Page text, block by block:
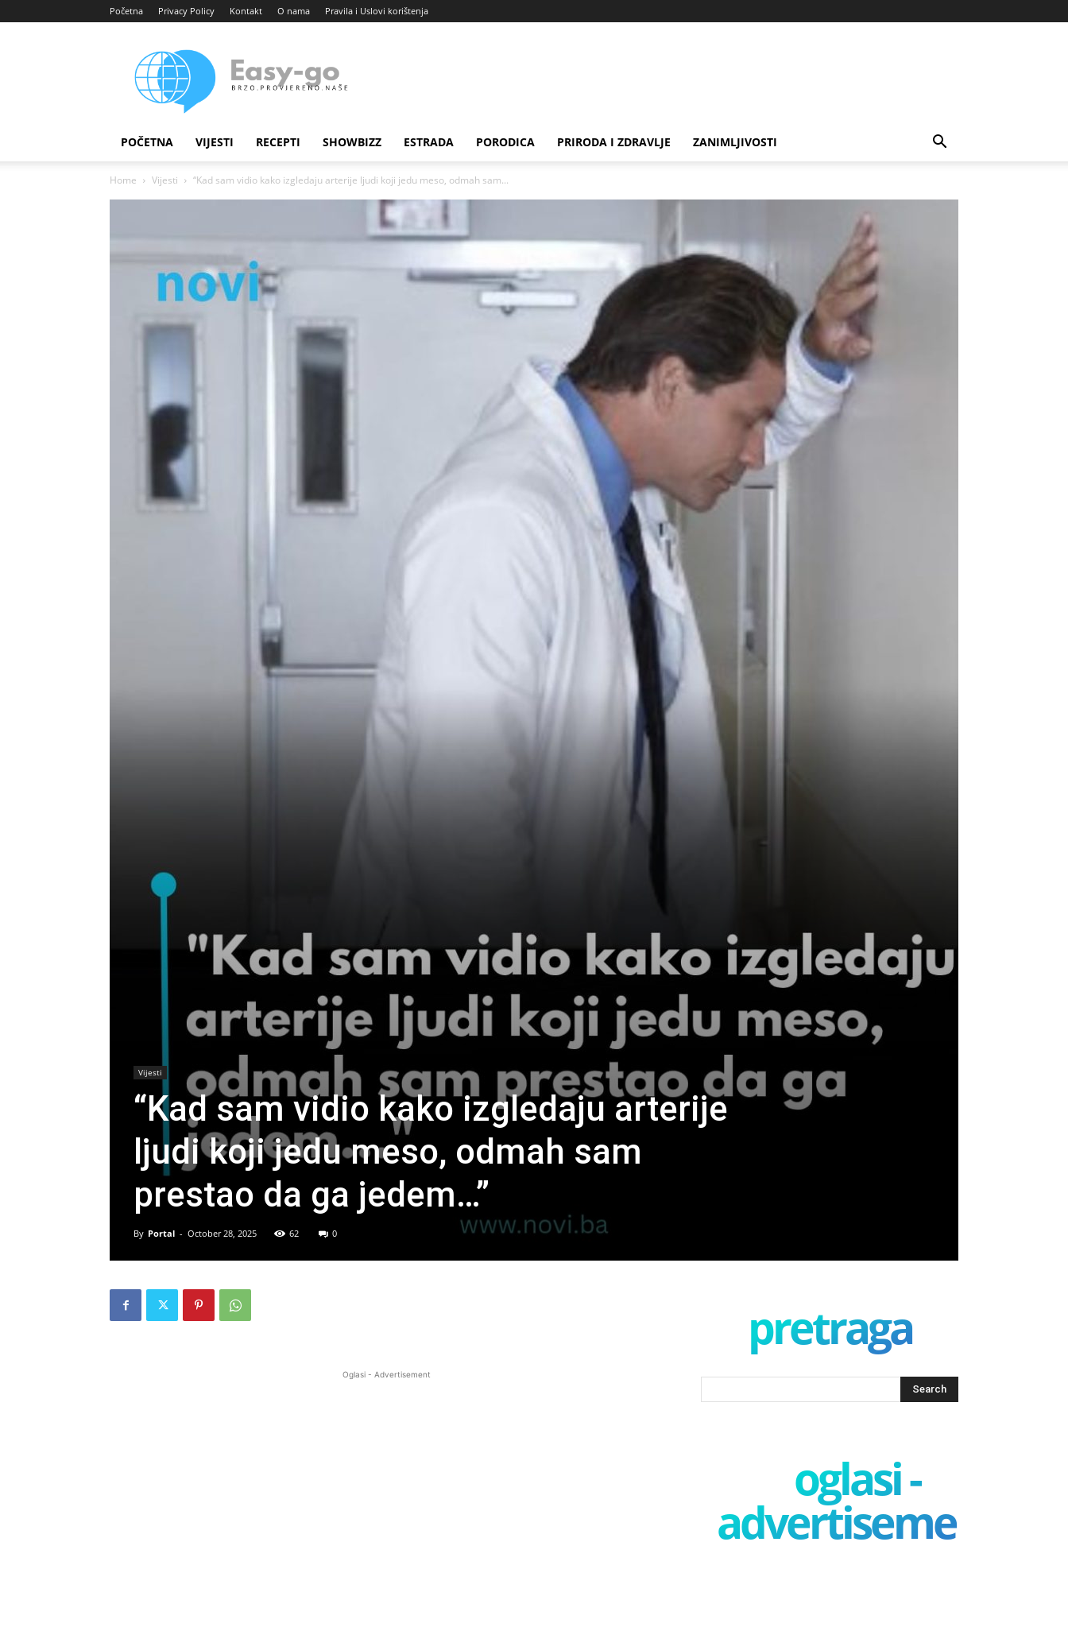
Početna Privacy Policy Kontakt O nama Pravila i Uslovi korištenja
portal
POČETNA VIJESTI RECEPTI SHOWBIZZ ESTRADA PORODICA PRIRODA I ZDRAVLJE ZANIMLJIVOSTI
Home Vijesti “Kad sam vidio kako izgledaju arterije ljudi koji jedu meso, odmah sam...
Vijesti
“Kad sam vidio kako izgledaju arterije
ljudi koji jedu meso, odmah sam
prestao da ga jedem…”
By Portal - October 28, 2025 62 0
Oglasi - Advertisement
pretraga
oglasi -
advertisement